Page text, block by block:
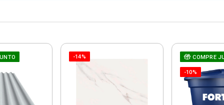
-14% COMPRE
-10%